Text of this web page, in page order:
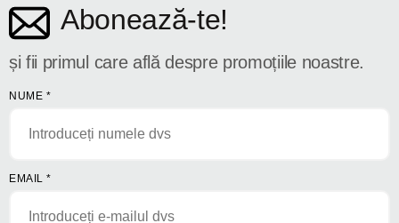
Abonează-te!
și fii primul care află despre promoțiile noastre.
NUME *
EMAIL *